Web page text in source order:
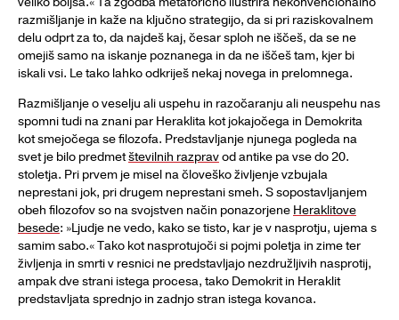
razmišljanje in kaže na ključno strategijo, da si pri raziskovalnem
delu odprt za to, da najdeš kaj, česar sploh ne iščeš, da se ne
omejiš samo na iskanje poznanega in da ne iščeš tam, kjer bi
iskali vsi. Le tako lahko odkriješ nekaj novega in prelomnega.
Razmišljanje o veselju ali uspehu in razočaranju ali neuspehu nas
spomni tudi na znani par Heraklita kot jokajočega in Demokrita
kot smejočega se filozofa. Predstavljanje njunega pogleda na
svet je bilo predmetštevilnih razpravod antike pa vse do 20.
stoletja. Pri prvem je misel na človeško življenje vzbujala
neprestani jok, pri drugem neprestani smeh. S sopostavljanjem
obeh filozofov so na svojstven način ponazorjene Heraklitove
besede: »Ljudje ne vedo, kako se tisto, kar je v nasprotju, ujema s
samim sabo.« Tako kot nasprotujoči si pojmi poletja in zime ter
življenja in smrti v resnici ne predstavljajo nezdružljivih nasprotij,
ampak dve strani istega procesa, tako Demokrit in Heraklit
predstavljata sprednjo in zadnjo stran istega kovanca.